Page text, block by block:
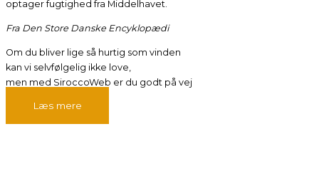
optager fugtighed fra Middelhavet.
Fra Den Store Danske Encyklopædi
Om du bliver lige så hurtig som vinden
kan vi selvfølgelig ikke love,
men med SiroccoWeb er du godt på vej
Læs mere